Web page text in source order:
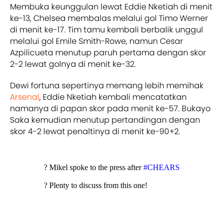
Membuka keunggulan lewat Eddie Nketiah di menit
ke-13, Chelsea membalas melalui gol Timo Werner
di menit ke-17. Tim tamu kembali berbalik unggul
melalui gol Emile Smith-Rowe, namun Cesar
Azpilicueta menutup paruh pertama dengan skor
2-2 lewat golnya di menit ke-32.
Dewi fortuna sepertinya memang lebih memihak
Arsenal, Eddie Nketiah kembali mencatatkan
namanya di papan skor pada menit ke-57. Bukayo
Saka kemudian menutup pertandingan dengan
skor 4-2 lewat penaltinya di menit ke-90+2.
? Mikel spoke to the press after#CHEARS
? Plenty to discuss from this one!